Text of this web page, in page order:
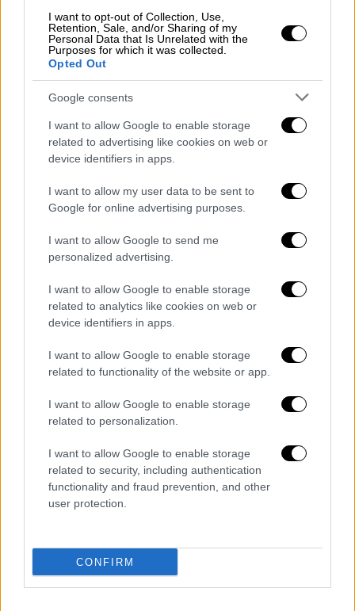
I want to opt-out of Collection, Use,
Retention, Sale, and/or Sharing of my
Personal Data that Is Unrelated with the
Purposes for which it was collected.
Opted Out
Google consents
I want to allow Google to enable storage
related to advertising like cookies on web or
device identifiers in apps.
I want to allow my user data to be sent to
Google for online advertising purposes.
I want to allow Google to send me
personalized advertising.
I want to allow Google to enable storage
related to analytics like cookies on web or
device identifiers in apps.
I want to allow Google to enable storage
related to functionality of the website or app.
I want to allow Google to enable storage
related to personalization.
I want to allow Google to enable storage
related to security, including authentication
functionality and fraud prevention, and other
user protection.
CONFIRM
τους, μέσω του Gov.gr Wallet, την
πληροφορία της ασφαλιστικής ικανότητας
των ιδίων και των έμμεσων μελών που
ασφαλίζονται από αυτούς, καθώς και την
ημερομηνία λήξης αυτής, ώστε να
προβαίνουν εγκαίρως στις απαραίτητες
ενέργειες για την ανανέωσή της. Για κάθε
ασφαλιστική ικανότητα που έχει προσθέσει
ο χρήστης στην εφαρμογή λαμβάνει σχετική
ειδοποίηση 8 ημέρες πριν τη λήξη της.
Επιπλέον, ο πολίτης έχει πρόσβαση σε
στοιχεία της ασφαλιστικής του κάλυψης,
όπως ποιος είναι ο Ασφαλιστικός Φορέας
και αν είναι άμεσο ή έμμεσο μέλος.
Ο σχεδιασμός και η ανάπτυξη της υπηρεσίας
έγινε από τον Ηλεκτρονικό Εθνικό Φορέα
Κοινωνικής Ασφάλισης e-ΕΦΚΑ, τη Γενική
Ψηφιακής Διακυβέρνησης και το Εθνικό
Δίκτυο Υποδομών Τεχνολογίας και Έρευνας
(ΕΔΥΤΕ ΑΕ – GRNET) του Υπουργείου
Ψηφιακής Διακυβέρνησης. Τα στοιχεία της
Ασφαλιστικής Ικανότητας αντλούνται μέσω
του Κέντρου Διαλειτουργικότητας της
Συστημάτων και Ψηφιακής Διακυβέρνησης.
Οι πολίτες μπορούν να εγκαθιστούν την